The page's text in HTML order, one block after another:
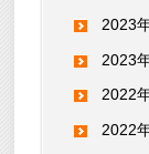
2023
2023
2022
2022